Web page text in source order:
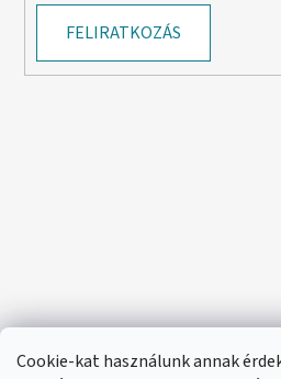
Cookie-kat használunk annak
FELIRATKOZÁS